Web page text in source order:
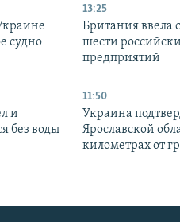
судно
13:25
Британия ввела
шести
предприятий
и
без воды
11:50
Украина
Ярославской
километрах от